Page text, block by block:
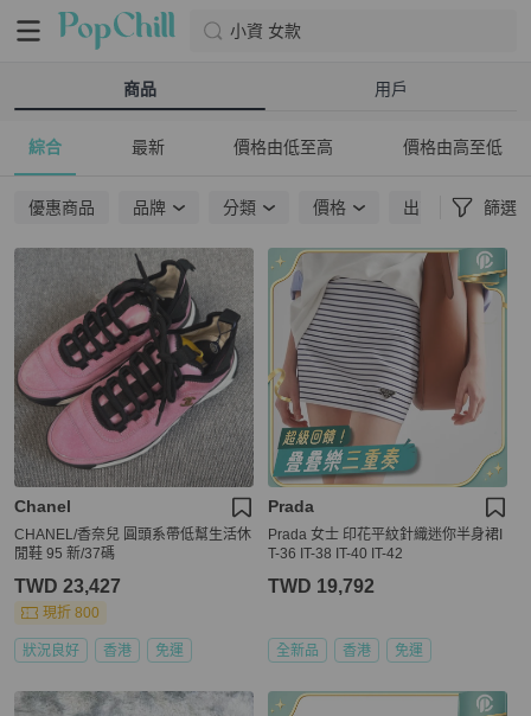
小資 女款
商品 用戶
綜合 最新 價格由低至高 價格由高至低
優惠商品 品牌 分類 價格 出貨地點 篩選
Chanel
CHANEL/香奈兒 圓頭系帶低幫生活休
閒鞋 95 新/37碼
TWD 23,427
現折 800
狀況良好 香港 免運
Prada
Prada 女士 印花平紋針織迷你半身裙I
T-36 IT-38 IT-40 IT-42
TWD 19,792
全新品 香港 免運